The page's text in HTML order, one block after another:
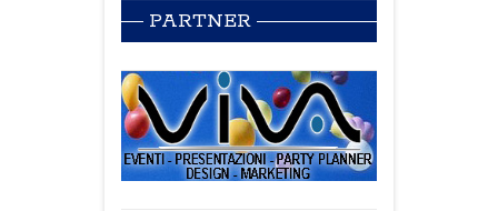
PARTNER